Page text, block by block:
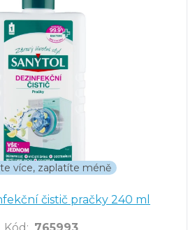
více, zaplatíte méně
čistič pračky 240 ml